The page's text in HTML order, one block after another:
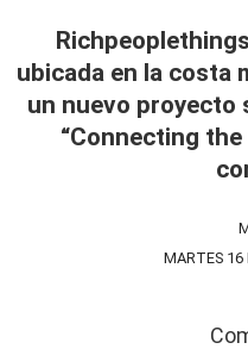
ubicada en la costa
un nuevo proyecto
“Connecting
MARTES 16